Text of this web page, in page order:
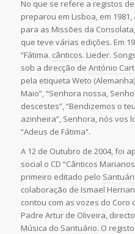
No que se refere a registos de
preparou em Lisboa, em
para as Missões da
que teve várias edições. Em
“Fátima. cânticos. Lieder.
sob a direcção de António
pela etiqueta Weto
Maio”, “Senhora nossa,
descestes”, “Bendizemos o
azinheira”, Senhora, nós vos
“Adeus de Fátima”.
A 12 de Outubro de 2004, foi
social o CD “Cânticos
primeiro editado pelo
colaboração de Ismael
contou com as vozes do Coro
Padre Artur de Oliveira,
Música do Santuário. O